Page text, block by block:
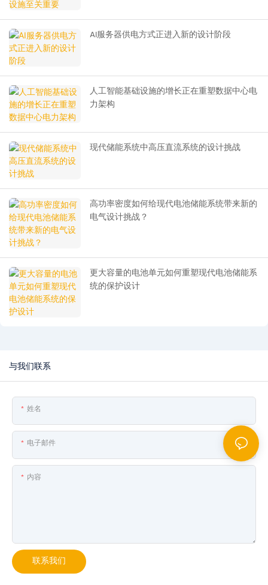
AI服务器供电方式正进入新的设计阶段
人工智能基础设施的增长正在重塑数据中心电
力架构
现代储能系统中高压直流系统的设计挑战
高功率密度如何给现代电池储能系统带来新的
电气设计挑战？
更大容量的电池单元如何重塑现代电池储能系
统的保护设计
与我们联系
姓名
电子邮件
内容
联系我们